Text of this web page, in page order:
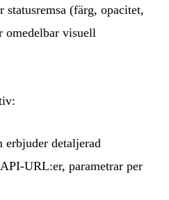
statusremsa (färg, opacitet,
omedelbar visuell
erbjuder detaljerad
URL:er, parametrar per